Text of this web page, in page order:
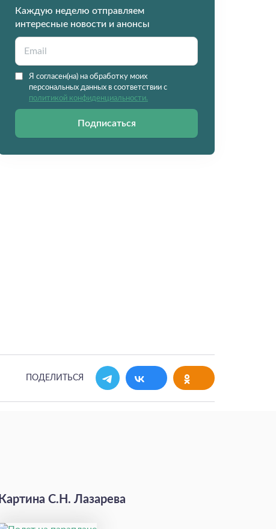
Каждую неделю отправляем
интересные новости и анонсы
Я согласен(на) на обработку моих
персональных данных в соответствии с
политикой конфиденциальности.
Подписаться
ПОДЕЛИТЬСЯ
Картина С.Н. Лазарева